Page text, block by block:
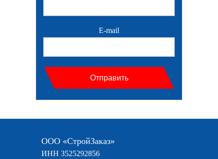
E-mail
Отправить
ООО «СтройЗаказ»
ИНН 3525292856